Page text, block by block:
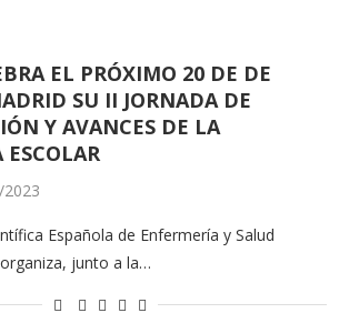
EL PRÓXIMO 20 DE DE
SU II JORNADA DE
Y AVANCES DE LA
ESCOLAR
Española de Enfermería y Salud
organiza, junto a la…